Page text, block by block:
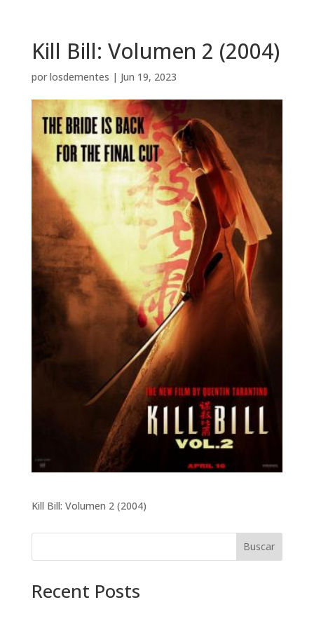
Kill Bill: Volumen 2 (2004)
por losdementes | Jun 19, 2023
Kill Bill: Volumen 2 (2004)
Buscar
Recent Posts